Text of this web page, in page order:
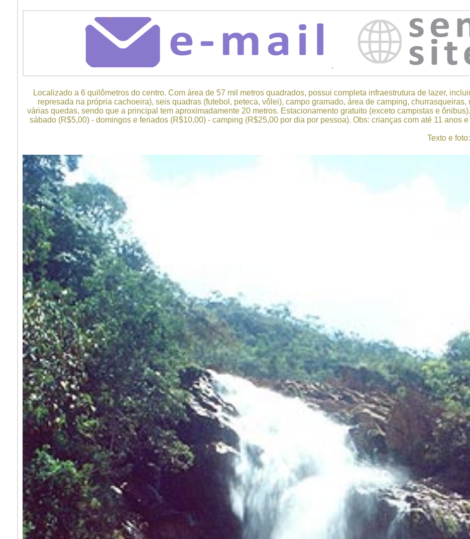
Localizado a 6 quilômetros do centro. Com área de 57 mil metros quadrados, possui completa infraestrutura de lazer,
represada na própria cachoeira), seis quadras (futebol, peteca, vôlei), campo gramado, área de camping,
várias quedas, sendo que a principal tem aproximadamente 20 metros. Estacionamento gratuito (exceto campistas e
sábado (R$5,00) - domingos e feriados (R$10,00) - camping (R$25,00 por dia por pessoa). Obs: crianças com até 11 anos
Texto e